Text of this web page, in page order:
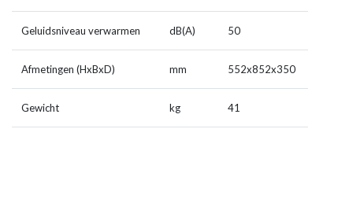
Geluidsniveau verwarmen dB(A) 50
Afmetingen (HxBxD) mm 552x852x350
Gewicht kg 41